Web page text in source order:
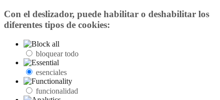
Con el deslizador, puede habilitar o deshabilitar los
diferentes tipos de cookies:
bloquear todo
esenciales
funcionalidad